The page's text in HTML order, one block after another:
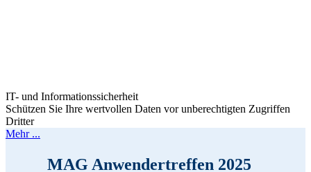
IT- und Informationssicherheit
Schützen Sie Ihre wertvollen Daten vor unberechtigten Zugriffen
Dritter
Mehr ...
MAG Anwendertreffen 2025